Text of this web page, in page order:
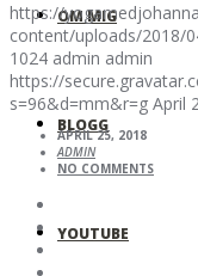
OM MIG
BLOGG
YOUTUBE
https://
content/uploads/2018/
1024 admin admin
https://
s=96&d=mm&r=g April
APRIL 25, 2018
ADMIN
NO COMMENTS